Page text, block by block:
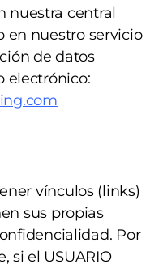
nuestra central
en nuestro servicio
de datos
electrónico:
vínculos (links)
sus propias
Por
si el USUARIO